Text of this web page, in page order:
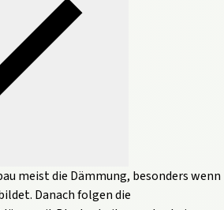
meist die Dämmung, besonders wenn
Danach folgen die